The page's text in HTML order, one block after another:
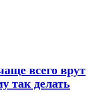
всего врут
так делать